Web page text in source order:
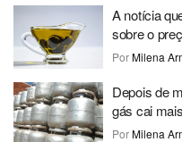
A notícia
sobre o
PorMilena
Depois de
gás cai
PorMilena